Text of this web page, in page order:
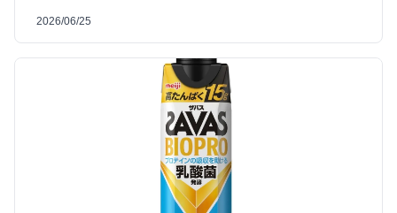
2026/06/25